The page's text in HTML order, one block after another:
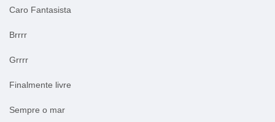
Caro Fantasista
Brrrr
Grrrr
Finalmente livre
Sempre o mar